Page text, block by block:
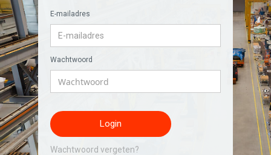
E-mailadres
Wachtwoord
Wachtwoord vergeten?